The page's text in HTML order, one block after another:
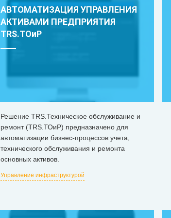
АВТОМАТИЗАЦИЯ УПРАВЛЕНИЯ
АКТИВАМИ ПРЕДПРИЯТИЯ
TRS.ТОиР
Решение TRS.Техническое обслуживание и
ремонт (TRS.ТОиР) предназначено для
автоматизации бизнес-процессов учета,
технического обслуживания и ремонта
основных активов.
Управление инфраструктурой